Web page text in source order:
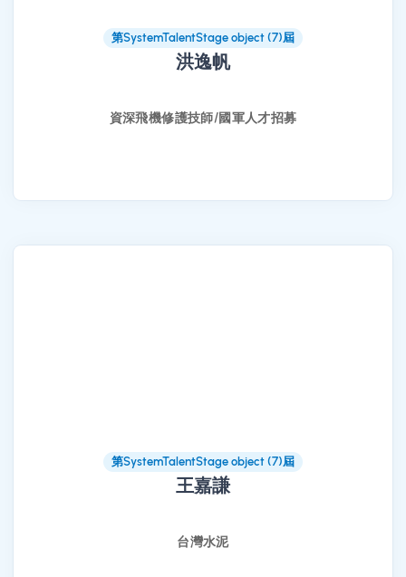
第SystemTalentStage object (7)屆
洪逸帆
資深飛機修護技師/國軍人才招募
第SystemTalentStage object (7)屆
王嘉謙
台灣水泥